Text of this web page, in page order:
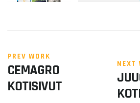
PREV WORK
CEMAGRO
KOTISIVUT
NEXT